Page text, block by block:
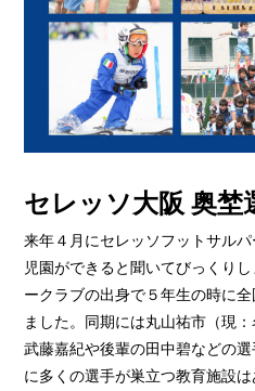
セレッソ大阪 奥埜
来年４月にセレッソフットサル
児園ができると聞いてびっくり
ークラブの出身で５年生の時に
ました。同期には丸山祐市（現
武藤嘉紀や後輩の田中碧などの
に多くの選手が巣立つ教育施設